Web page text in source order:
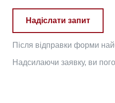
Надіслати запит
Після відправки форми
Надсилаючи заявку, ви